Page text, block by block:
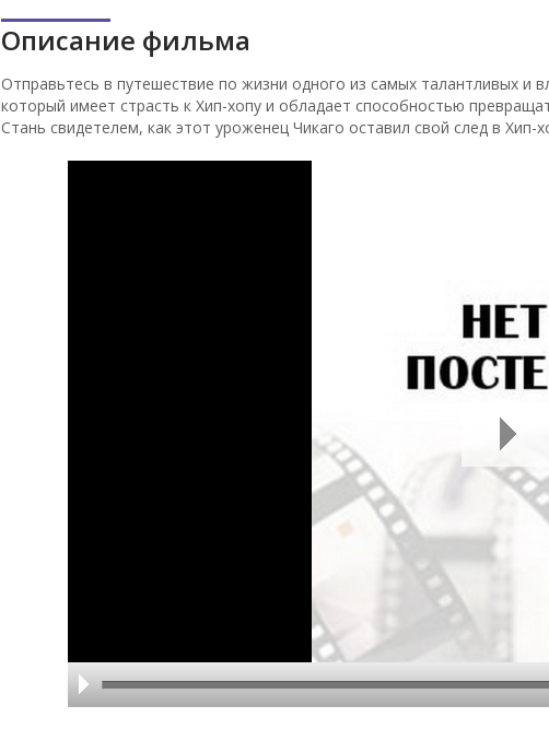
Описание фильма
Отправьтесь в путешествие по жизни одного из самых талантливых и
который имеет страсть к Хип-хопу и обладает способностью
Стань свидетелем, как этот уроженец Чикаго оставил свой след в Хип-